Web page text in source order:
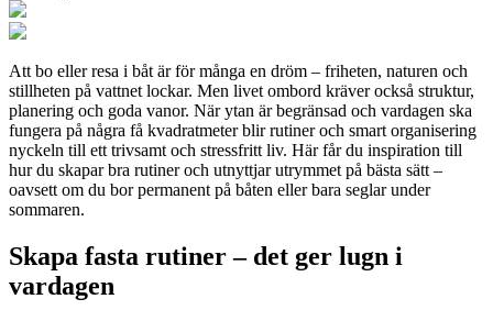
Att bo eller resa i båt är för många en dröm – friheten, naturen och
stillheten på vattnet lockar. Men livet ombord kräver också struktur,
planering och goda vanor. När ytan är begränsad och vardagen ska
fungera på några få kvadratmeter blir rutiner och smart organisering
nyckeln till ett trivsamt och stressfritt liv. Här får du inspiration till
hur du skapar bra rutiner och utnyttjar utrymmet på bästa sätt –
oavsett om du bor permanent på båten eller bara seglar under
sommaren.
Skapa fasta rutiner – det ger lugn i
vardagen